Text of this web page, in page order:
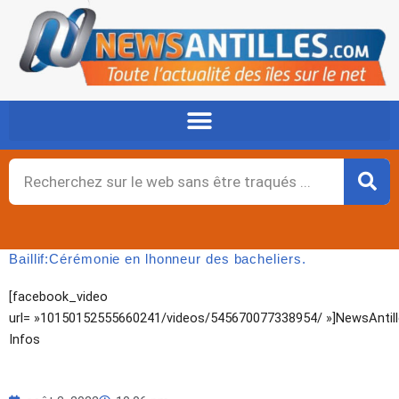
contenu
Rechercher
Baillif:Cérémonie en lhonneur des bacheliers.
[facebook_video
url= »10150152555660241/videos/545670077338954/
Infos